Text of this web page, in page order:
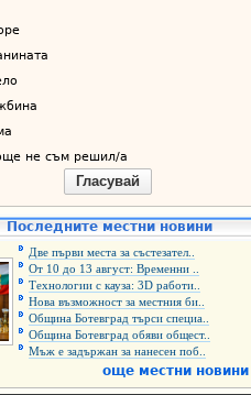
не съм решил/а
Гласувай
Последните местни новини
Две първи места за състезател..
От 10 до 13 август: Временни ..
Технологии с кауза: 3D работи..
Нова възможност за местния би..
Община Ботевград търси специа..
Община Ботевград обяви общест..
Мъж е задържан за нанесен поб..
още местни новини